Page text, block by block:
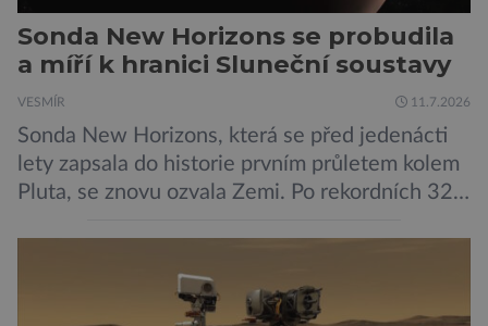
Sonda New Horizons se probudila
a míří k hranici Sluneční soustavy
VESMÍR 11.7.2026
Sonda New Horizons, která se před jedenácti
lety zapsala do historie prvním průletem kolem
Pluta, se znovu ozvala Zemi. Po rekordních 321
podle NASA je ve výtečném stavu. Nyní ji čeká
další etapa její mise, jejíž ambicí je přinést